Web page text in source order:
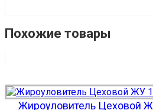
Похожие товары
Жироуловитель Цеховой